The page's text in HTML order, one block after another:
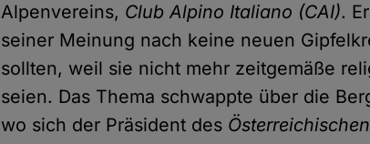
Alpenvereins, Club Alpino Italiano (CAI).
seiner Meinung nach keine neuen
sollten, weil sie nicht mehr zeitgemäße
seien. Das Thema schwappte über die
wo sich der Präsident des